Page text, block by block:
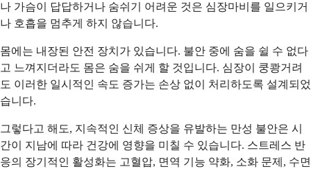
나 가슴이 답답하거나 숨쉬기 어려운 것은 심장마비를 일으키거
나 호흡을 멈추게 하지 않습니다.
몸에는 내장된 안전 장치가 있습니다. 불안 중에 숨을 쉴 수 없다
고 느껴지더라도 몸은 숨을 쉬게 할 것입니다. 심장이 쿵쾅거려
도 이러한 일시적인 속도 증가는 손상 없이 처리하도록 설계되었
습니다.
그렇다고 해도, 지속적인 신체 증상을 유발하는 만성 불안은 시
간이 지남에 따라 건강에 영향을 미칠 수 있습니다. 스트레스 반
응의 장기적인 활성화는 고혈압, 면역 기능 약화, 소화 문제, 수면